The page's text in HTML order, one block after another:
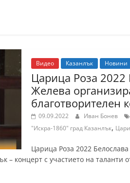
Видео Казанлък Новини
Царица Роза 2022
Желева
благотворителен
09.09.2022 Иван Бонев
"Искра-1860" град Казанлък,
Царица Роза 2022
– концерт с участието на таланти